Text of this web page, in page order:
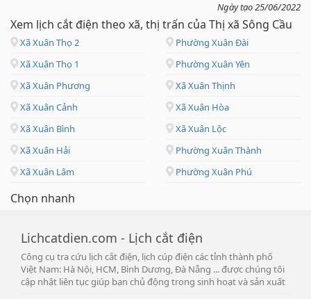
Ngày tạo 25/06/2022
Xem lịch cắt điện theo xã, thị trấn của Thị xã Sông Cầu
Xã Xuân Thọ 2
Phường Xuân Đài
Xã Xuân Thọ 1
Phường Xuân Yên
Xã Xuân Phương
Xã Xuân Thịnh
Xã Xuân Cảnh
Xã Xuân Hòa
Xã Xuân Bình
Xã Xuân Lộc
Xã Xuân Hải
Phường Xuân Thành
Xã Xuân Lâm
Phường Xuân Phú
Chọn nhanh
Lichcatdien.com - Lịch cắt điện
Công cụ tra cứu lịch cắt điện, lịch cúp điện các tỉnh thành phố
Việt Nam: Hà Nội, HCM, Bình Dương, Đà Nẵng ... được chúng tôi
cập nhật liên tục giúp bạn chủ động trong sinh hoạt và sản xuất